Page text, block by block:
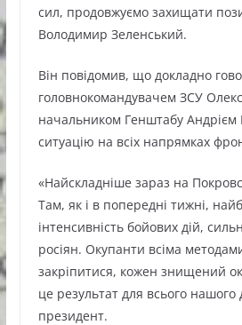
сил, продовжуємо захищати
Володимир Зеленський.
Він повідомив, що докладно
головнокомандувачем ЗСУ
начальником Генштабу
ситуацію на всіх напрямках
«Найскладніше зараз на
Там, як і в попередні тижні,
інтенсивність бойових дій,
росіян. Окупанти всіма
закріпитися, кожен знищений
це результат для всього нашого
президент.